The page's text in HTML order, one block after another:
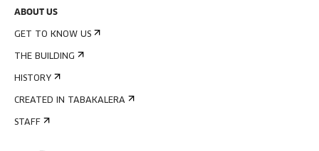
ABOUT US
GET TO KNOW US
THE BUILDING
HISTORY
CREATED IN TABAKALERA
STAFF